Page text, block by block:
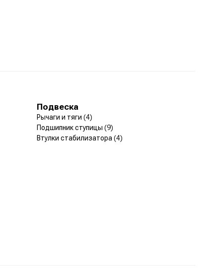
Подвеска
Рычаги и тяги (4)
Подшипник ступицы (9)
Втулки стабилизатора (4)